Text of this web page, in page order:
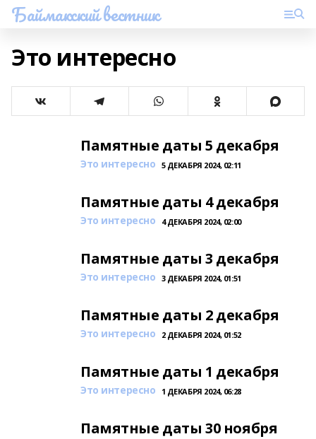
Баймакский вестник
Это интересно
Памятные даты 5 декабря
Это интересно 5 ДЕКАБРЯ 2024, 02:11
Памятные даты 4 декабря
Это интересно 4 ДЕКАБРЯ 2024, 02:00
Памятные даты 3 декабря
Это интересно 3 ДЕКАБРЯ 2024, 01:51
Памятные даты 2 декабря
Это интересно 2 ДЕКАБРЯ 2024, 01:52
Памятные даты 1 декабря
Это интересно 1 ДЕКАБРЯ 2024, 06:28
Памятные даты 30 ноября